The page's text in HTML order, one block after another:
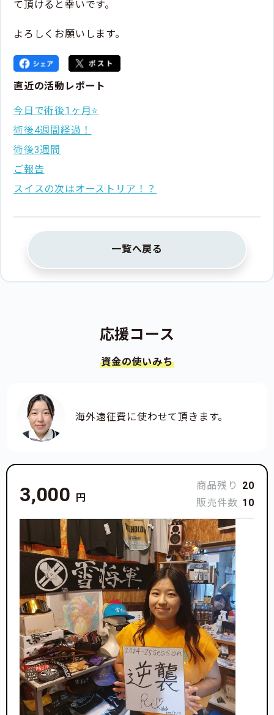
て頂けると幸いです。
よろしくお願いします。
直近の活動レポート
今日で術後1ヶ月⭐️
術後4週間経過！
術後3週間
ご報告
スイスの次はオーストリア！？
一覧へ戻る
応援コース
資金の使いみち
海外遠征費に使わせて頂きます。
3,000 円
商品残り
20
販売件数 10